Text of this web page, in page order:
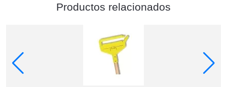
Productos relacionados